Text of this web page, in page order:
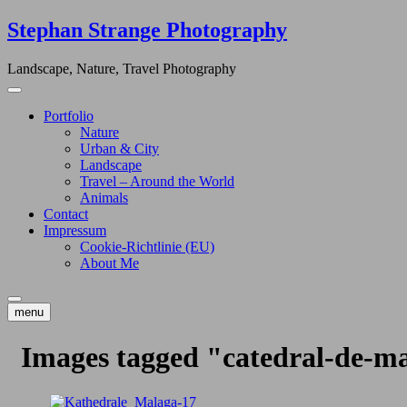
Skip
to
Stephan Strange Photography
Landscape, Nature, Travel Photography
Portfolio
Nature
Urban & City
Landscape
Travel – Around the World
Animals
Contact
Impressum
Cookie-Richtlinie (EU)
About Me
menu
Images tagged "catedral-de-